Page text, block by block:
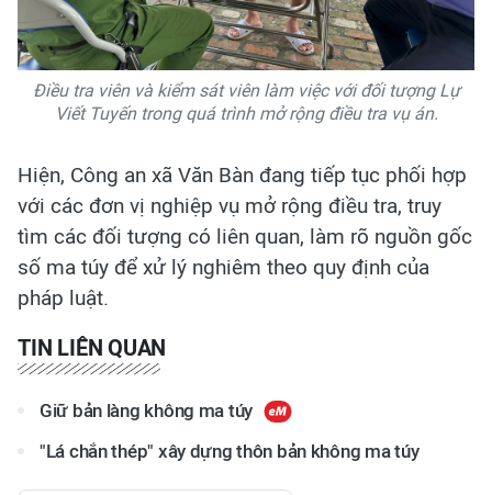
Điều tra viên và kiểm sát viên làm việc với đối tượng Lự
Viết Tuyến trong quá trình mở rộng điều tra vụ án.
Hiện, Công an xã Văn Bàn đang tiếp tục phối hợp
với các đơn vị nghiệp vụ mở rộng điều tra, truy
tìm các đối tượng có liên quan, làm rõ nguồn gốc
số ma túy để xử lý nghiêm theo quy định của
pháp luật.
TIN LIÊN QUAN
Giữ bản làng không ma túy
"Lá chắn thép" xây dựng thôn bản không ma túy